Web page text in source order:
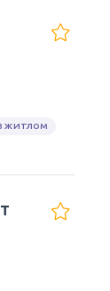
ЖИТЛОМ